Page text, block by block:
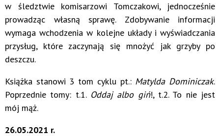
w śledztwie komisarzowi Tomczakowi, jednocześnie
prowadząc własną sprawę. Zdobywanie informacji
wymaga wchodzenia w kolejne układy i wyświadczania
przysług, które zaczynają się mnożyć jak grzyby po
deszczu.
Książka stanowi 3 tom cyklu pt.: Matylda Dominiczak.
Poprzednie tomy: t.1. Oddaj albo giń!, t.2. To nie jest
mój mąż.
26.05.2021 r.